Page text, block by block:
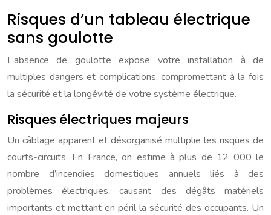
Risques d’un tableau électrique
sans goulotte
L’absence de goulotte expose votre installation à de
multiples dangers et complications, compromettant à la fois
la sécurité et la longévité de votre système électrique.
Risques électriques majeurs
Un câblage apparent et désorganisé multiplie les risques de
courts-circuits. En France, on estime à plus de 12 000 le
nombre d’incendies domestiques annuels liés à des
problèmes électriques, causant des dégâts matériels
importants et mettant en péril la sécurité des occupants. Un